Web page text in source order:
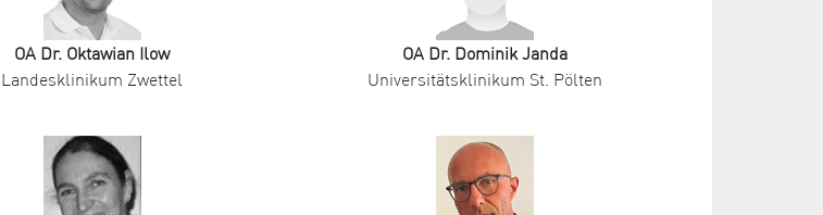
OA Dr. Oktawian Ilow
Landesklinikum Zwettel
OA Dr. Dominik Janda
Universitätsklinikum St. Pölten